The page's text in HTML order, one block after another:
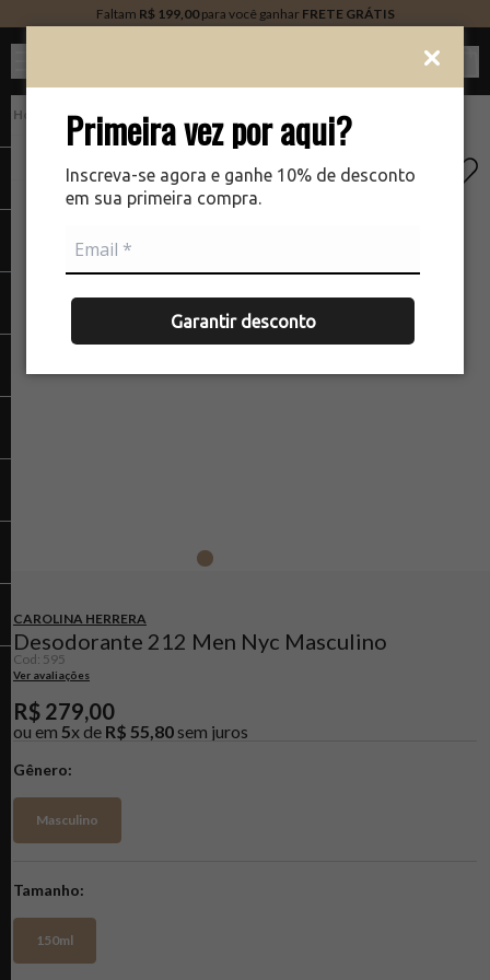
Primeira vez por aqui?
Inscreva-se agora e ganhe 10% de desconto
em sua primeira compra.
Garantir desconto
Faltam R$ 199,00para você ganhar FRETE GRÁTIS
Corpo e Banho
CAROLINA HERRERA
Desodorante 212 Men Nyc Masculino
Cod: 595
Ver avaliações
R$ 279,00
ou em 5x de R$ 55,80 sem juros
Gênero
Masculino
Tamanho
150ml